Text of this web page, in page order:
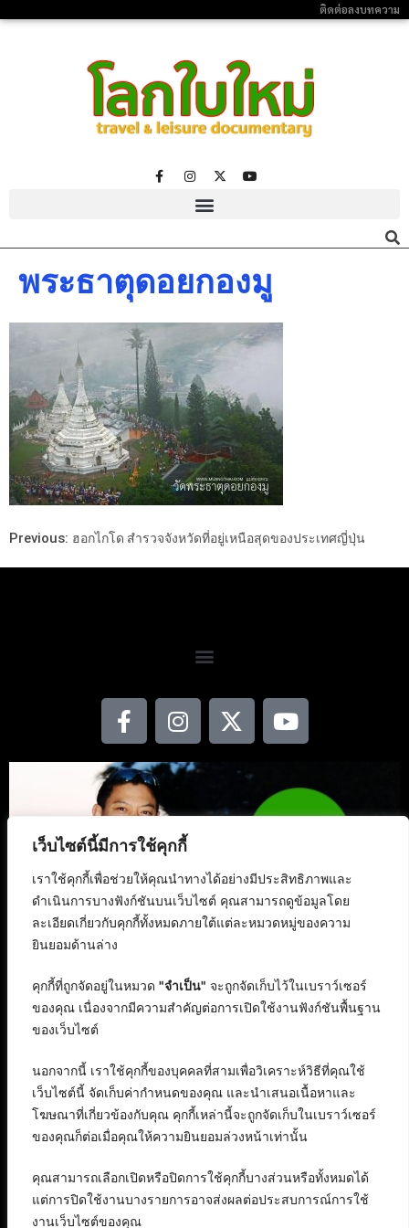
เว็บไซต์นี้มีการใช้คุกกี้
เราใช้คุกกี้เพื่อช่วยให้คุณนำทางได้อย่างมีประสิทธิภาพและ
ดำเนินการบางฟังก์ชันบนเว็บไซต์ คุณสามารถดูข้อมูลโดย
ละเอียดเกี่ยวกับคุกกี้ทั้งหมดภายใต้แต่ละหมวดหมู่ของความ
ยินยอมด้านล่าง
คุกกี้ที่ถูกจัดอยู่ในหมวด "จำเป็น" จะถูกจัดเก็บไว้ในเบราว์เซอร์
ของคุณ เนื่องจากมีความสำคัญต่อการเปิดใช้งานฟังก์ชันพื้นฐาน
ของเว็บไซต์
นอกจากนี้ เราใช้คุกกี้ของบุคคลที่สามเพื่อวิเคราะห์วิธีที่คุณใช้
เว็บไซต์นี้ จัดเก็บค่ากำหนดของคุณ และนำเสนอเนื้อหาและ
โฆษณาที่เกี่ยวข้องกับคุณ คุกกี้เหล่านี้จะถูกจัดเก็บในเบราว์เซอร์
ของคุณก็ต่อเมื่อคุณให้ความยินยอมล่วงหน้าเท่านั้น
คุณสามารถเลือกเปิดหรือปิดการใช้คุกกี้บางส่วนหรือทั้งหมดได้
แต่การปิดใช้งานบางรายการอาจส่งผลต่อประสบการณ์การใช้
งานเว็บไซต์ของคุณ
ติดต่อลงบทความ
พระธาตุดอยกองมู
Previous: ฮอกไกโด สำรวจจังหวัดที่อยู่เหนือสุดของประเทศญี่ปุ่น